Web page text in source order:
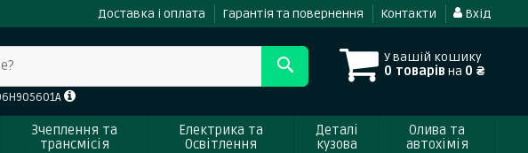
Доставка і оплата Гарантія та повернення Контакти Вхід
У вашій кошику
0 товарів на 0 ₴
Зчеплення та
трансмісія
Електрика та
Освітлення
Деталі
кузова
Олива та
автохімія